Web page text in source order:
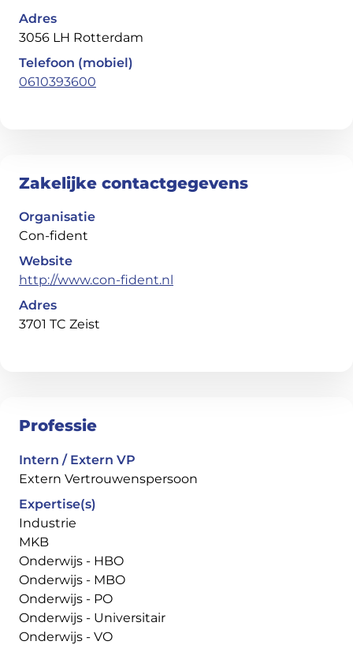
Adres
3056 LH Rotterdam
Telefoon (mobiel)
0610393600
Zakelijke contactgegevens
Organisatie
Con-fident
Website
http://www.con-fident.nl
Adres
3701 TC Zeist
Professie
Intern / Extern VP
Extern Vertrouwenspersoon
Expertise(s)
Industrie
MKB
Onderwijs - HBO
Onderwijs - MBO
Onderwijs - PO
Onderwijs - Universitair
Onderwijs - VO